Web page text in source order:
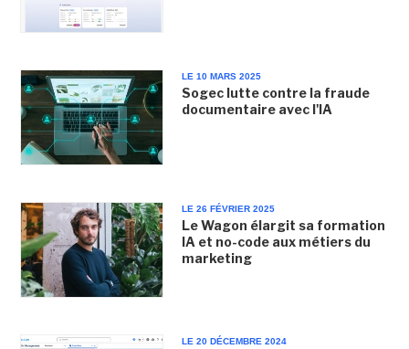
LE 10 MARS 2025
Sogec lutte contre la fraude
documentaire avec l'IA
LE 26 FÉVRIER 2025
Le Wagon élargit sa formation
IA et no-code aux métiers du
marketing
LE 20 DÉCEMBRE 2024